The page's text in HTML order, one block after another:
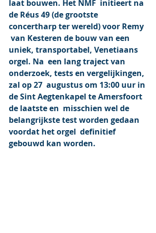
laat bouwen. Het NMF  initieert na
de Réus 49 (de grootste
concertharp ter wereld) voor Remy
van Kesteren de bouw van een
uniek, transportabel, Venetiaans
orgel. Na  een lang traject van
onderzoek, tests en vergelijkingen,
zal op 27  augustus om 13:00 uur in
de Sint Aegtenkapel te Amersfoort
de laatste en  misschien wel de
belangrijkste test worden gedaan
voordat het orgel  definitief
gebouwd kan worden.